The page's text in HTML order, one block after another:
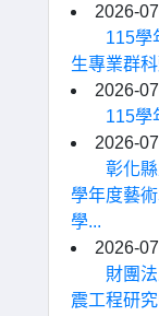
2026-
115學
生專業群
2026-
115學
2026-
彰化
學年度藝
學...
2026-
財團
震工程研